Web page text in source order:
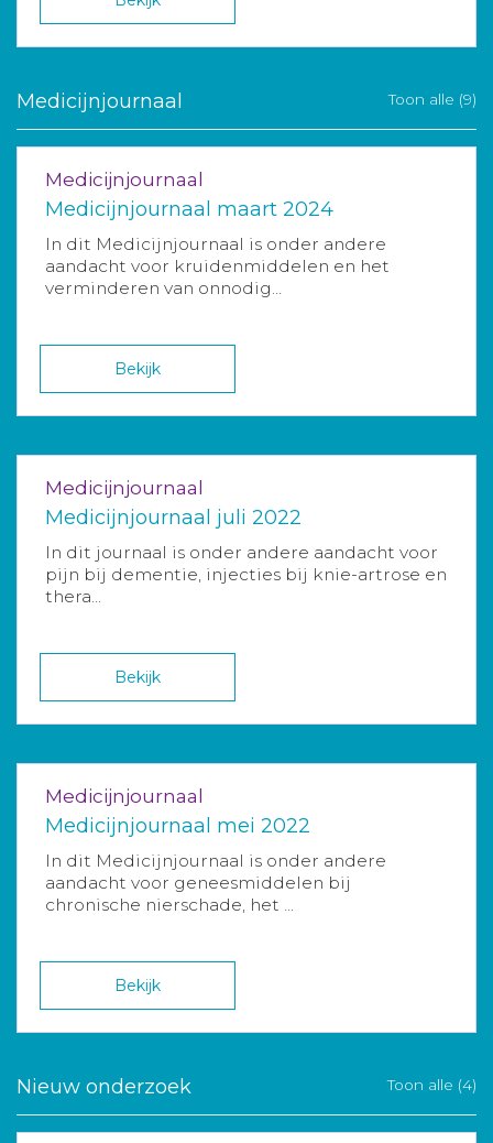
Medicijnjournaal Toon alle (9)
Medicijnjournaal
Medicijnjournaal maart 2024
In dit Medicijnjournaal is onder andere
aandacht voor kruidenmiddelen en het
verminderen van onnodig...
Bekijk
Medicijnjournaal
Medicijnjournaal juli 2022
In dit journaal is onder andere aandacht voor
pijn bij dementie, injecties bij knie-artrose en
thera...
Bekijk
Medicijnjournaal
Medicijnjournaal mei 2022
In dit Medicijnjournaal is onder andere
aandacht voor geneesmiddelen bij
chronische nierschade, het ...
Bekijk
Nieuw onderzoek Toon alle (4)